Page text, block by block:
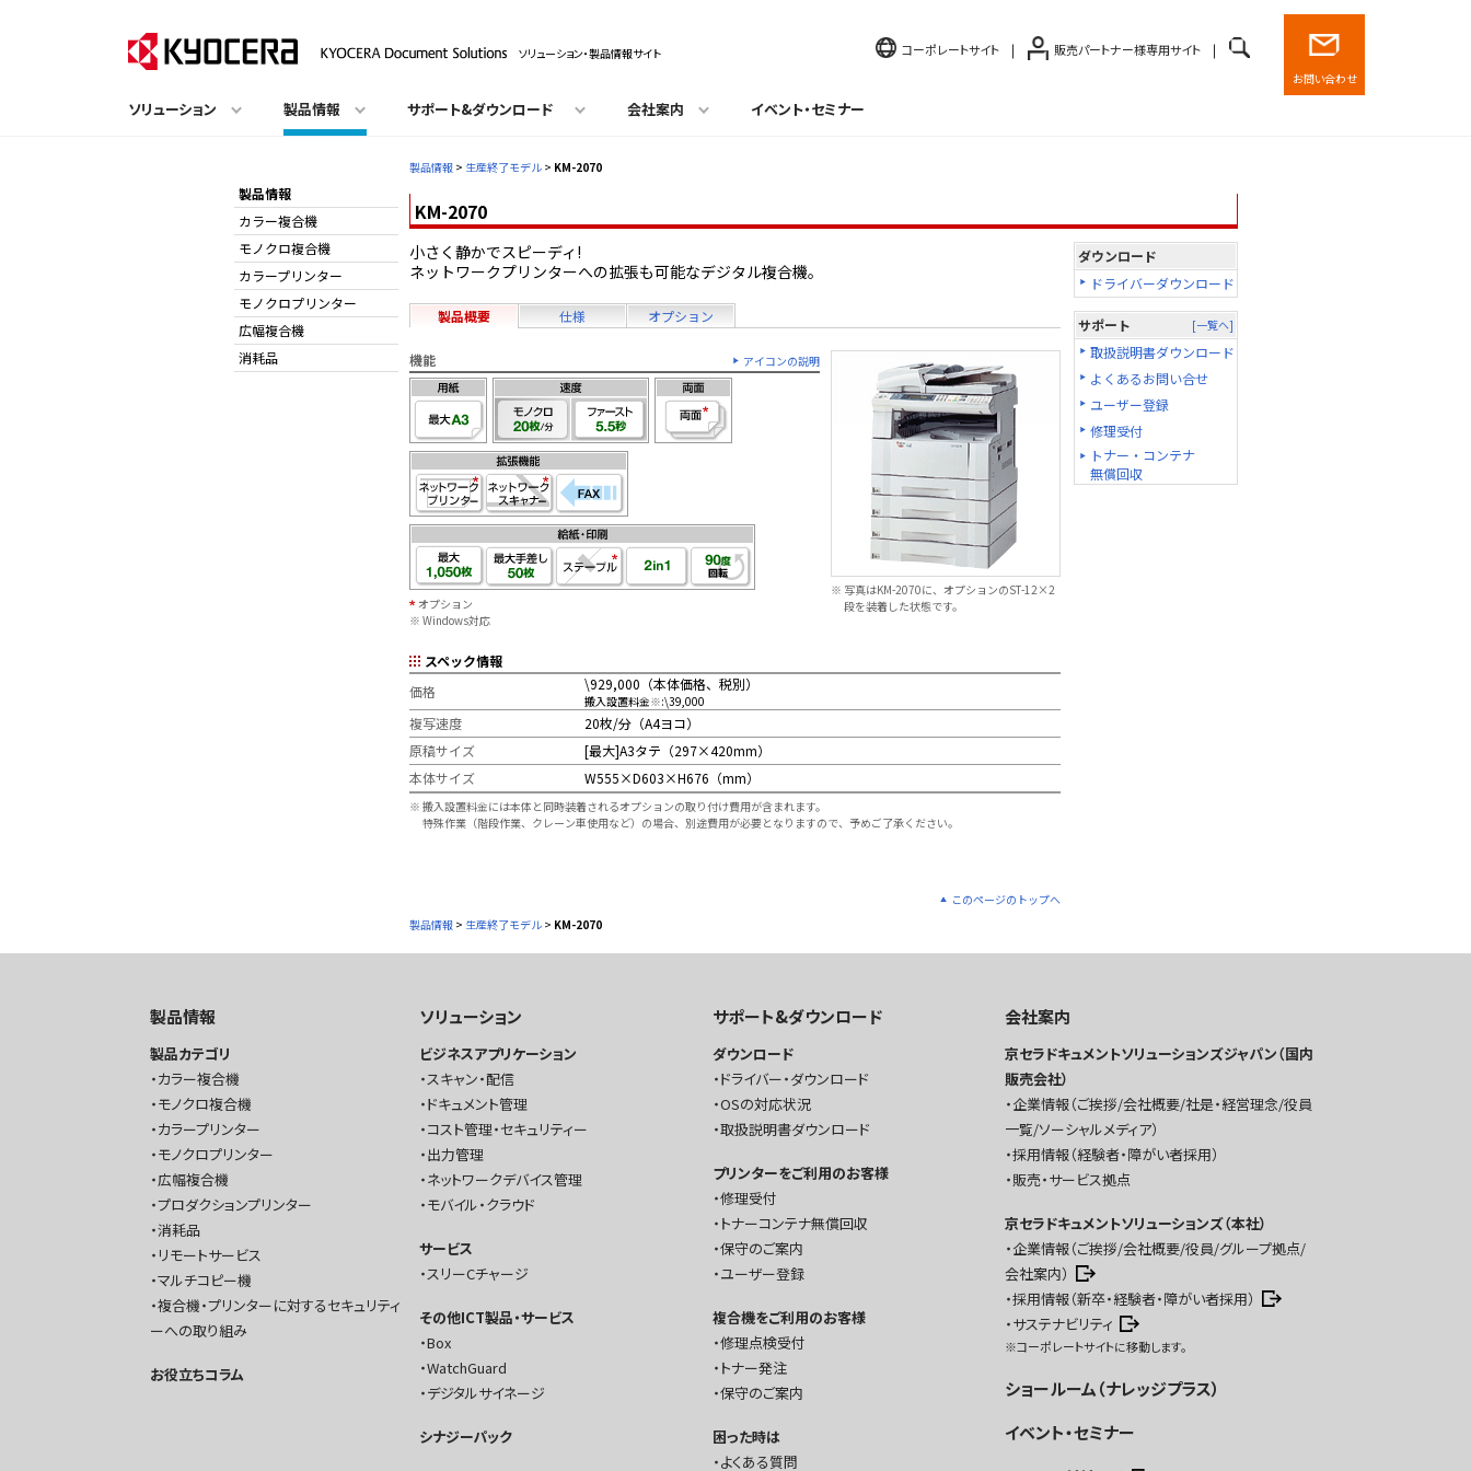
ソリューション・製品情報サイト コーポレートサイト 販売パートナー様専用サイト
お問い合わせ
ソリューション 製品情報 サポート&ダウンロード 会社案内 イベント・セミナー
製品情報
カラー複合機
モノクロ複合機
カラープリンター
モノクロプリンター
広幅複合機
消耗品
製品情報> 生産終了モデル> KM-2070
KM-2070
小さく静かでスピーディ!
ネットワークプリンターへの拡張も可能なデジタル複合機。
製品概要 仕様 オプション
機能 アイコンの説明
オプション
※ Windows対応
※ 写真はKM-2070に、オプションのST-12×2
段を装着した状態です。
スペック情報
価格
\929,000（本体価格、税別）
搬入設置料金※:\39,000
複写速度
20枚/分（A4ヨコ）
原稿サイズ
[最大]A3タテ（297×420mm）
本体サイズ
W555×D603×H676（mm）
※ 搬入設置料金には本体と同時装着されるオプションの取り付け費用が含まれます。
特殊作業（階段作業、クレーン車使用など）の場合、別途費用が必要となりますので、予めご了承ください。
このページのトップへ
ダウンロード
ドライバーダウンロード
サポート [一覧へ]
取扱説明書ダウンロード
よくあるお問い合せ
ユーザー登録
修理受付
トナー・コンテナ
無償回収
製品情報> 生産終了モデル> KM-2070
製品情報
製品カテゴリ
カラー複合機
モノクロ複合機
カラープリンター
モノクロプリンター
広幅複合機
プロダクションプリンター
消耗品
リモートサービス
マルチコピー機
複合機・プリンターに対するセキュリティ
ーへの取り組み
お役立ちコラム
ソリューション
ビジネスアプリケーション
スキャン・配信
ドキュメント管理
コスト管理・セキュリティー
出力管理
ネットワークデバイス管理
モバイル・クラウド
サービス
スリーCチャージ
その他ICT製品・サービス
Box
WatchGuard
デジタルサイネージ
シナジーパック
サポート&ダウンロード
ダウンロード
ドライバー・ダウンロード
OSの対応状況
取扱説明書ダウンロード
プリンターをご利用のお客様
修理受付
トナーコンテナ無償回収
保守のご案内
ユーザー登録
複合機をご利用のお客様
修理点検受付
トナー発注
保守のご案内
困った時は
よくある質問
会社案内
京セラドキュメントソリューションズジャパン（国内
販売会社）
企業情報（ご挨拶/会社概要/社是・経営理念/役員
一覧/ソーシャルメディア）
採用情報（経験者・障がい者採用）
販売・サービス拠点
京セラドキュメントソリューションズ（本社）
企業情報（ご挨拶/会社概要/役員/グループ拠点/
会社案内）
採用情報（新卒・経験者・障がい者採用）
サステナビリティ
※コーポレートサイトに移動します。
ショールーム（ナレッジプラス）
イベント・セミナー